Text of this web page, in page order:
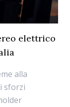
elettrico
alla
sforzi